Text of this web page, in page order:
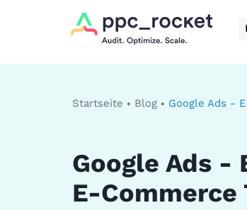
Startseite Blog Google Ads -
Google Ads -
E-Commerce